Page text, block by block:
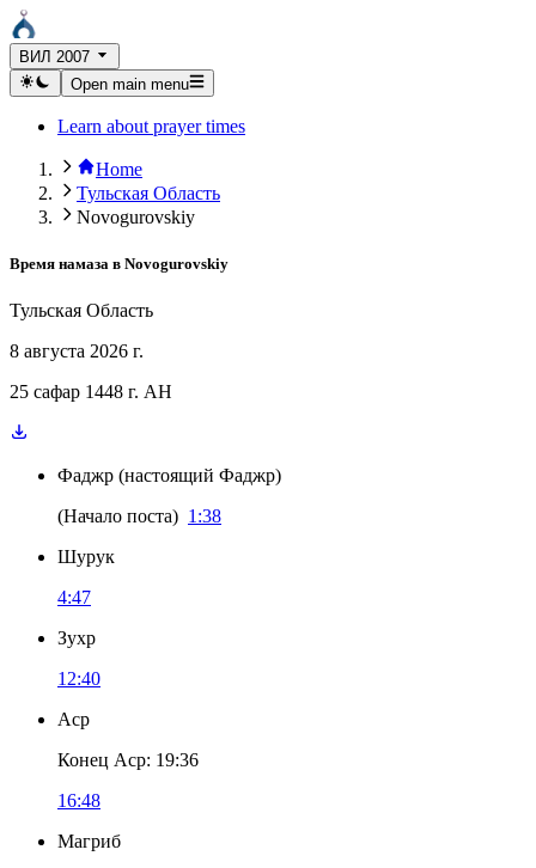
ВИЛ 2007
Open main menu
Learn about prayer times
Home
Тульская Область
Novogurovskiy
Время намаза в Novogurovskiy
Тульская Область
8 августа 2026 г.
25 сафар 1448 г. AH
Фаджр (настоящий Фаджр)
(Начало поста) 1:38
Шурук
4:47
Зухр
12:40
Аср
Конец Аср: 19:36
16:48
Магриб